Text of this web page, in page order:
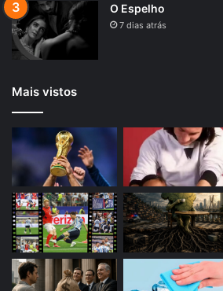
O Espelho
7 dias atrás
Mais vistos